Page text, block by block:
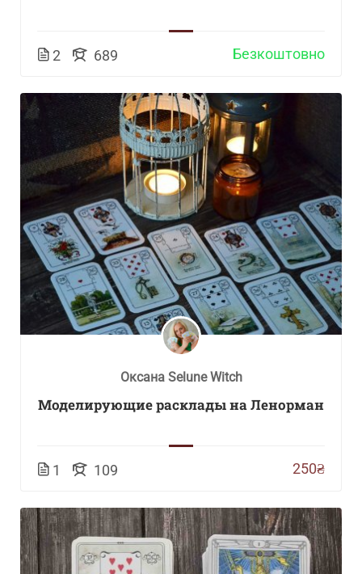
2 689 Безкоштовно
Оксана Selune Witch
Моделирующие расклады на Ленорман
1 109 250₴